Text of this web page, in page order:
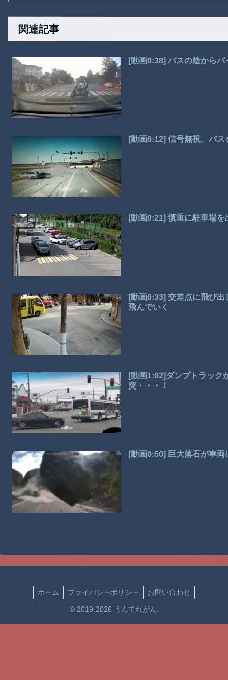
関連記事
[動画0:38] バスの陰から
[動画0:12] 信号無視、バス
[動画0:21] 慎重に駐車場
[動画0:33] 交差点に飛び
飛んでいく
[動画1:02]ダンプトラック
突・・・！
[動画0:50] 巨大落石が車
ホーム プライバシーポリシー お問い合わせ
© 2019-2026 うんてれがん.